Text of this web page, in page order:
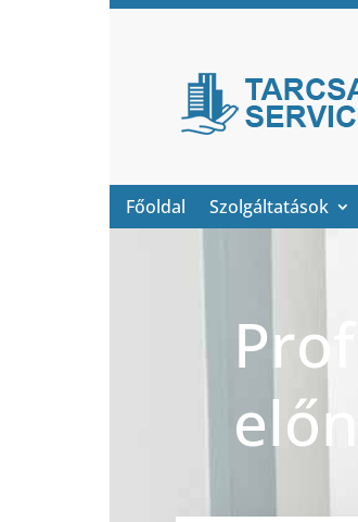
Főoldal Szolgáltatások